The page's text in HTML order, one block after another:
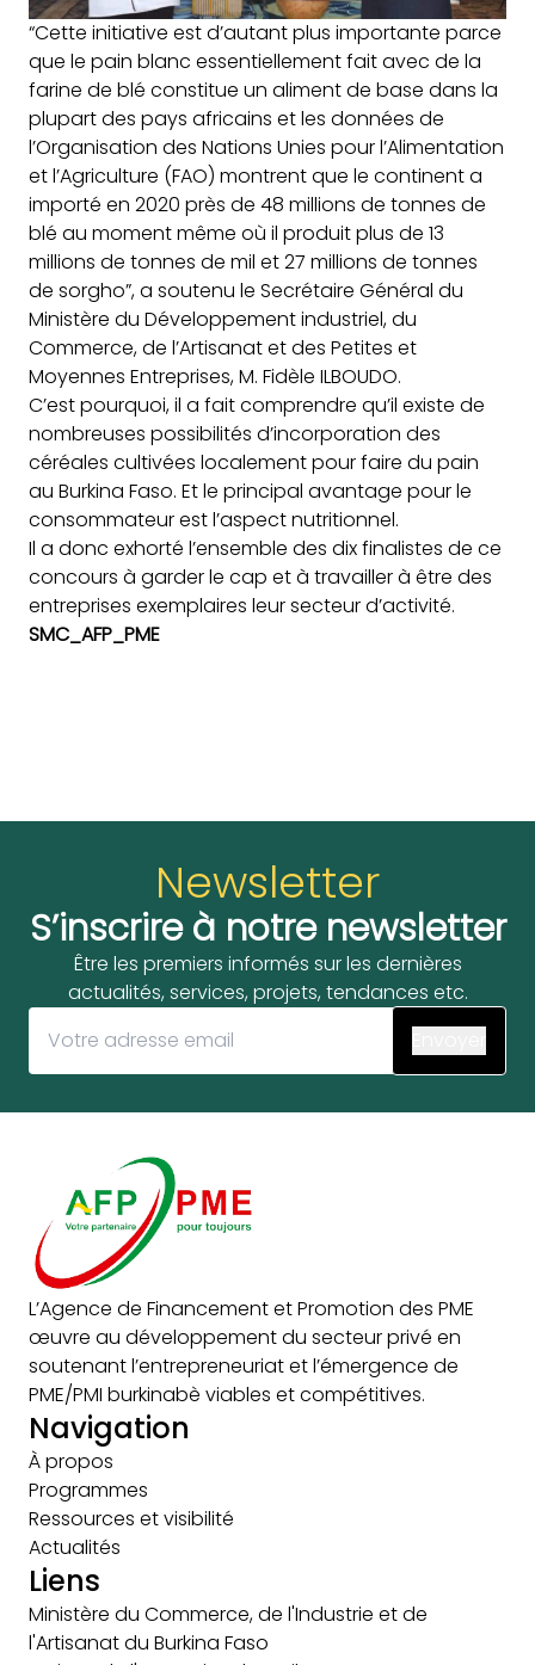
“Cette initiative est d’autant plus importante parce
que le pain blanc essentiellement fait avec de la
farine de blé constitue un aliment de base dans la
plupart des pays africains et les données de
l’Organisation des Nations Unies pour l’Alimentation
et l’Agriculture (FAO) montrent que le continent a
importé en 2020 près de 48 millions de tonnes de
blé au moment même où il produit plus de 13
millions de tonnes de mil et 27 millions de tonnes
de sorgho”, a soutenu le Secrétaire Général du
Ministère du Développement industriel, du
Commerce, de l’Artisanat et des Petites et
Moyennes Entreprises, M. Fidèle ILBOUDO.
C’est pourquoi, il a fait comprendre qu’il existe de
nombreuses possibilités d’incorporation des
céréales cultivées localement pour faire du pain
au Burkina Faso. Et le principal avantage pour le
consommateur est l’aspect nutritionnel.
Il a donc exhorté l’ensemble des dix finalistes de ce
concours à garder le cap et à travailler à être des
entreprises exemplaires leur secteur d’activité.
SMC_AFP_PME
Newsletter
S’inscrire à notre newsletter
Être les premiers informés sur les dernières
actualités, services, projets, tendances etc.
L’Agence de Financement et Promotion des PME
œuvre au développement du secteur privé en
soutenant l’entrepreneuriat et l’émergence de
PME/PMI burkinabè viables et compétitives.
Navigation
À propos
Programmes
Ressources et visibilité
Actualités
Liens
Ministère du Commerce, de l'Industrie et de
l'Artisanat du Burkina Faso